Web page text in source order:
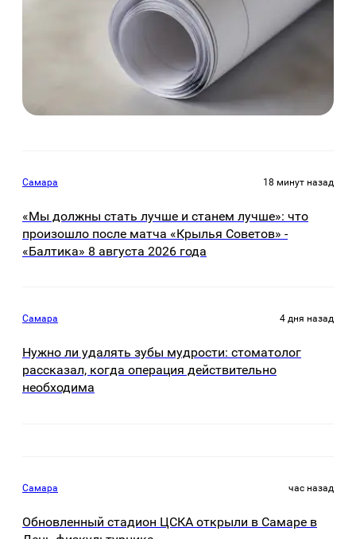
Самара 18 минут назад
«Мы должны стать лучше и станем лучше»: что
произошло после матча «Крылья Советов» -
«Балтика» 8 августа 2026 года
Самара 4 дня назад
Нужно ли удалять зубы мудрости: стоматолог
рассказал, когда операция действительно
необходима
Самара час назад
Обновленный стадион ЦСКА открыли в Самаре в